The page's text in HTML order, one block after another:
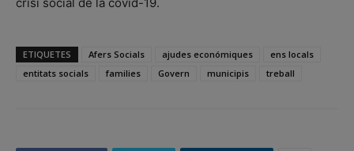
ETIQUETES Afers Socials ajudes económiques
ens locals
entitats socials
families Govern municipis treball